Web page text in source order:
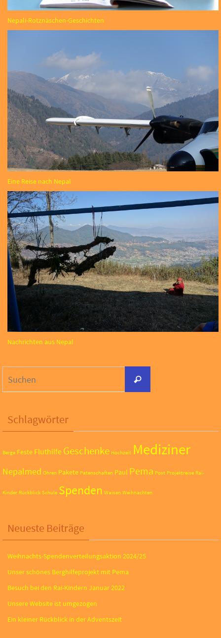
Nepali-Rotznäschen-Geschichten
Eine Reise nach Nepal
Nachrichten aus Nepal
Suchen
Schlagwörter
Berge Feste Fluthilfe Geschenke Hochzeit Mediziner
Nepalmed Ohren Pakete Patenschaften Paul Pema Post Projektreise Rai-
Kinder Rückblick Schule Spenden Waisen Weihnachten
Neueste Beiträge
Weihnachts-Spendenverteilungsaktion 2024/25
Unser schönes Berghilfeprojekt mit Pema
Besuch bei den Rai-Kindern Januar 2022
Unsere Website ist umgezogen
Ein kleiner Rückblick in der Adventszeit